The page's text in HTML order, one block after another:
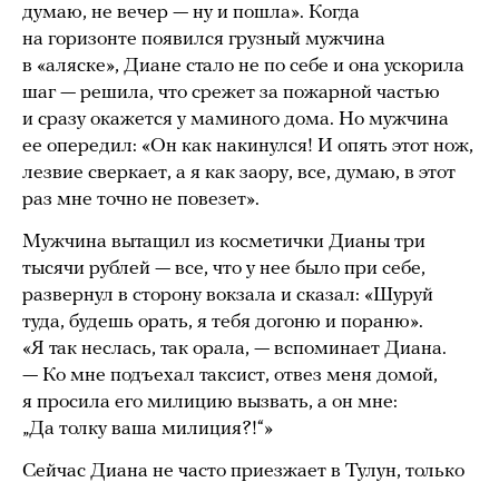
думаю, не вечер — ну и пошла». Когда
на горизонте появился грузный мужчина
в «аляске», Диане стало не по себе и она ускорила
шаг — решила, что срежет за пожарной частью
и сразу окажется у маминого дома. Но мужчина
ее опередил: «Он как накинулся! И опять этот нож,
лезвие сверкает, а я как заору, все, думаю, в этот
раз мне точно не повезет».
Мужчина вытащил из косметички Дианы три
тысячи рублей — все, что у нее было при себе,
развернул в сторону вокзала и сказал: «Шуруй
туда, будешь орать, я тебя догоню и пораню».
«Я так неслась, так орала, — вспоминает Диана.
— Ко мне подъехал таксист, отвез меня домой,
я просила его милицию вызвать, а он мне:
„Да толку ваша милиция?!“»
Сейчас Диана не часто приезжает в Тулун, только